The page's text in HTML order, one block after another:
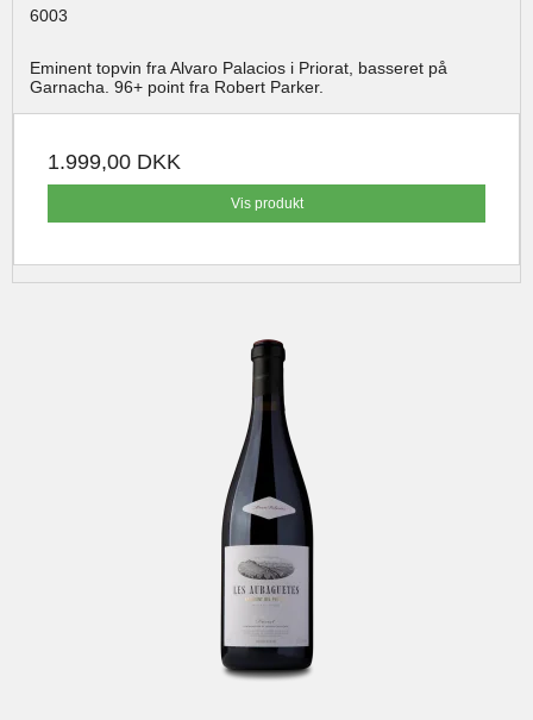
6003
Eminent topvin fra Alvaro Palacios i Priorat, basseret på
Garnacha. 96+ point fra Robert Parker.
1.999,00 DKK
Vis produkt